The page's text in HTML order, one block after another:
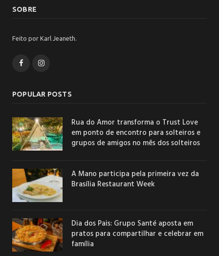
SOBRE
Feito por Karl Jeaneth.
FacebookInstagram
POPULAR POSTS
Rua do Amor transforma o Trust Love
em ponto de encontro para solteiros e
grupos de amigos no mês dos solteiros
A Mano participa pela primeira vez da
Brasília Restaurant Week
Dia dos Pais: Grupo Santé aposta em
pratos para compartilhar e celebrar em
família